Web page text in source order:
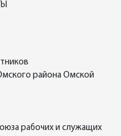
района Омской
рабочих и служащих